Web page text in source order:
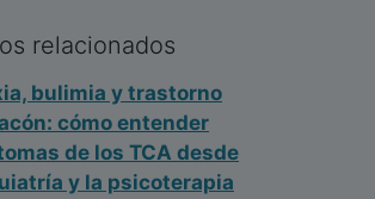
relacionados
bulimia y trastorno
cómo entender
de los TCA desde
y la psicoterapia